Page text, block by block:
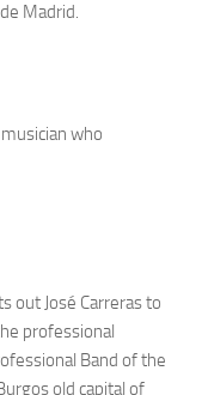
Madrid.
who
out José Carreras to
professional
Band of the
old capital of